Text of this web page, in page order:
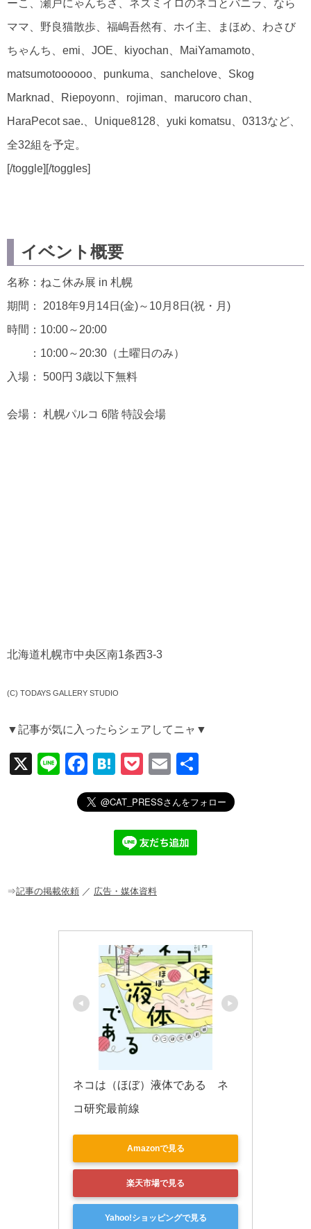
ーこ、瀬戸にゃんちさ、ネズミイロのネコとバニラ、なら
ママ、野良猫散歩、福嶋吾然有、ホイ主、まほめ、わさび
ちゃんち、emi、JOE、kiyochan、MaiYamamoto、
matsumotoooooo、punkuma、sanchelove、Skog
Marknad、Riepoyonn、rojiman、marucoro chan、
HaraPecot sae.、Unique8128、yuki komatsu、0313など、
全32組を予定。
[/toggle][/toggles]
イベント概要
名称：ねこ休み展 in 札幌
期間： 2018年9月14日(金)～10月8日(祝・月)
時間：10:00～20:00
：10:00～20:30（土曜日のみ）
入場： 500円 3歳以下無料
会場： 札幌パルコ 6階 特設会場
北海道札幌市中央区南1条西3-3
(C) TODAYS GALLERY STUDIO
▼記事が気に入ったらシェアしてニャ▼
X
Li
F
a
c
o
H
at
e
n
a
P
o
ck
et
E
m
ail
有
⇒記事の掲載依頼 ／ 広告・媒体資料
ネコは（ほぼ）液体である　ネ
コ研究最前線
Amazonで見る
楽天市場で見る
Yahoo!ショッピングで見る